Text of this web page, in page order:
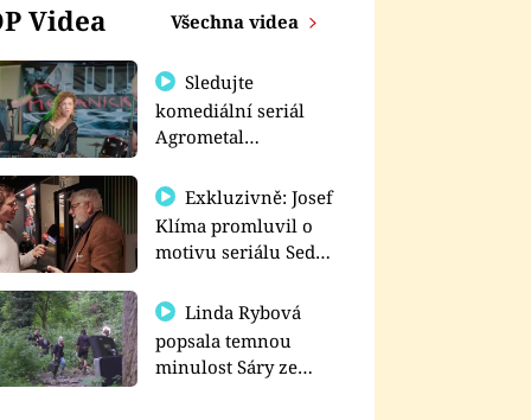
Videa Všechna videa
Sledujte
komediální seriál
Agrometal
prima+
Exkluzivně: Josef
Klíma promluvil o
motivu seriálu Sedm
Linda Rybová
popsala temnou
minulost Sáry ze